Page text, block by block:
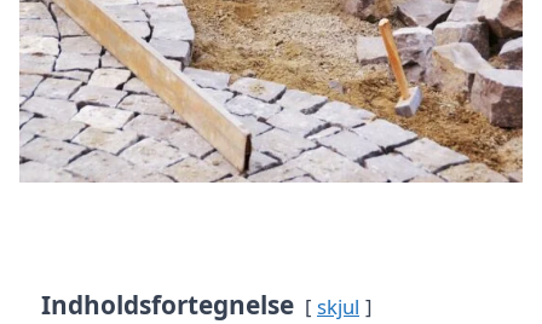
Indholdsfortegnelse skjul